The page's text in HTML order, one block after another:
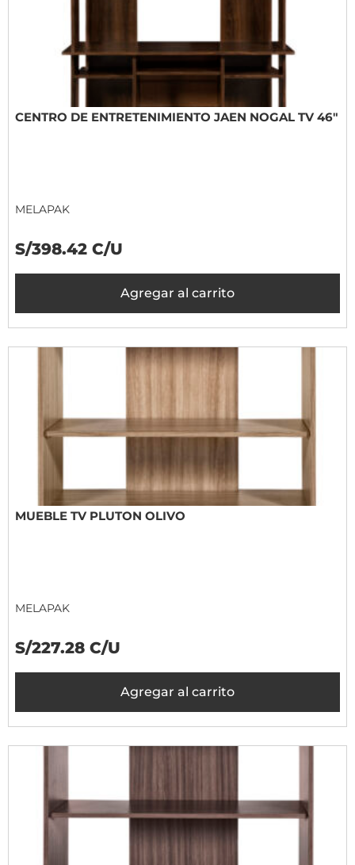
CENTRO DE ENTRETENIMIENTO JAEN NOGAL TV 46"
MELAPAK
S/398.42 C/U
Agregar al carrito
MUEBLE TV PLUTON OLIVO
MELAPAK
S/227.28 C/U
Agregar al carrito